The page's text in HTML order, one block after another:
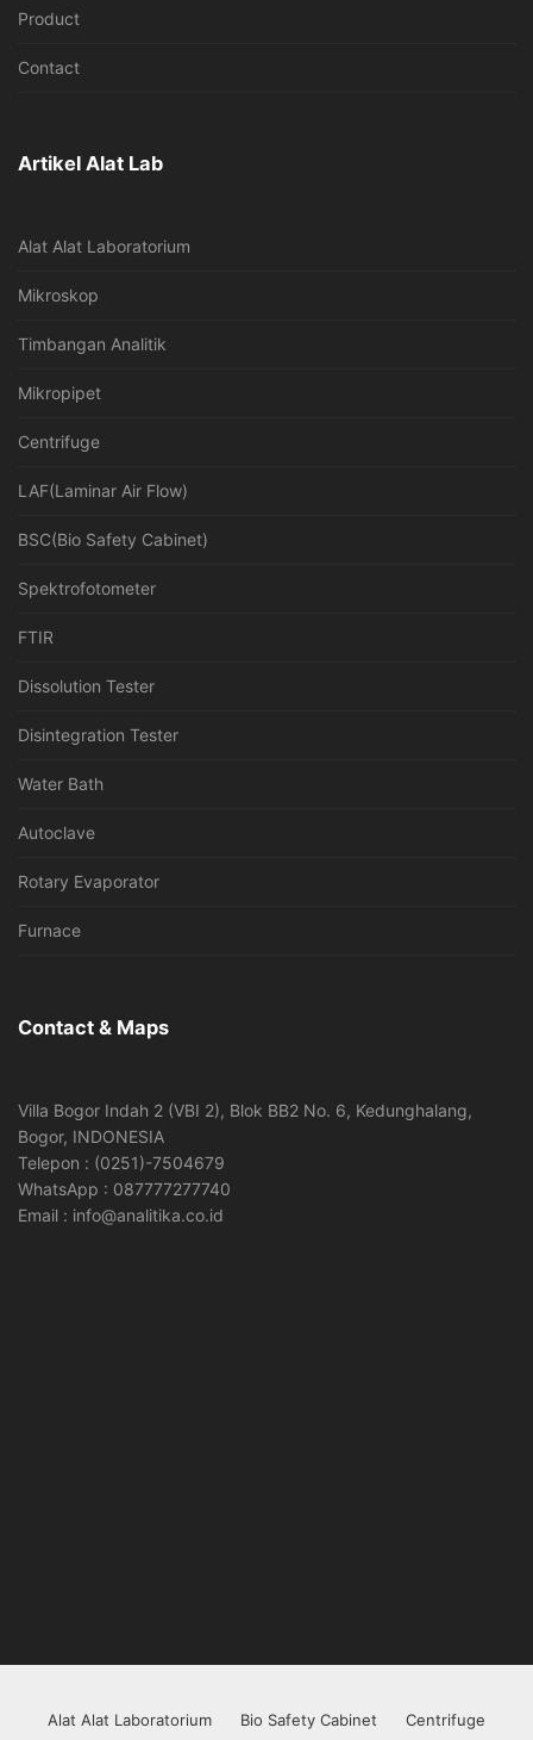
Product
Contact
Artikel Alat Lab
Alat Alat Laboratorium
Mikroskop
Timbangan Analitik
Mikropipet
Centrifuge
LAF(Laminar Air Flow)
BSC(Bio Safety Cabinet)
Spektrofotometer
FTIR
Dissolution Tester
Disintegration Tester
Water Bath
Autoclave
Rotary Evaporator
Furnace
Contact & Maps
Villa Bogor Indah 2 (VBI 2), Blok BB2 No. 6, Kedunghalang,
Bogor, INDONESIA
Telepon : (0251)-7504679
WhatsApp : 087777277740
Email : info@analitika.co.id
Alat Alat Laboratorium Bio Safety Cabinet Centrifuge